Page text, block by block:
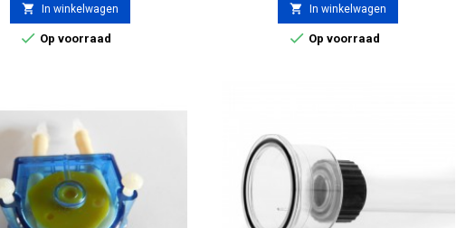
 In winkelwagen
 Op voorraad
 In winkelwagen
 Op voorraad